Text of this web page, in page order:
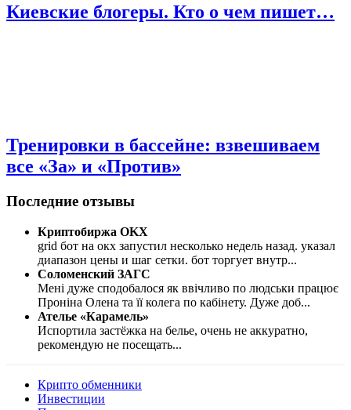
Киевские блогеры. Кто о чем пишет…
Тренировки в бассейне: взвешиваем
все «За» и «Против»
Последние отзывы
Криптобиржа OKX
grid бот на окх запустил несколько недель назад. указал
диапазон цены и шаг сетки. бот торгует внутр...
Соломенский ЗАГС
Мені дуже сподобалося як ввічливо по людськи працює
Проніна Олена та її колега по кабінету. Дуже доб...
Ателье «Карамель»
Испортила застёжка на белье, очень не аккуратно,
рекомендую не посещать...
Крипто обменники
Инвестиции